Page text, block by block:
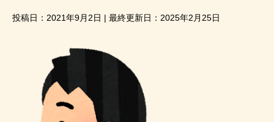
投稿日：2021年9月2日 | 最終更新日：2025年2月25日